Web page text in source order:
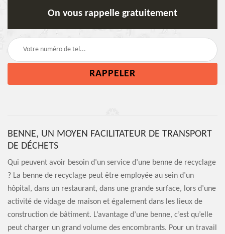
On vous rappelle gratuitement
BENNE, UN MOYEN FACILITATEUR DE TRANSPORT
DE DÉCHETS
Qui peuvent avoir besoin d’un service d’une benne de recyclage
? La benne de recyclage peut être employée au sein d’un
hôpital, dans un restaurant, dans une grande surface, lors d’une
activité de vidage de maison et également dans les lieux de
construction de bâtiment. L’avantage d’une benne, c’est qu’elle
peut charger un grand volume des encombrants. Pour un travail